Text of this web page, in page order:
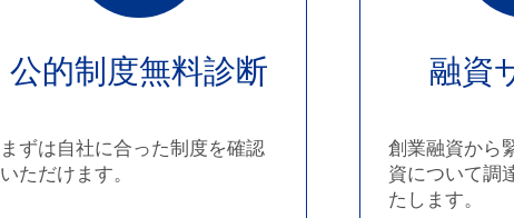
公的制度無料診断
まずは自社に合った制度を確認
いただけます。
融資
創業融資から
資について調
たします。